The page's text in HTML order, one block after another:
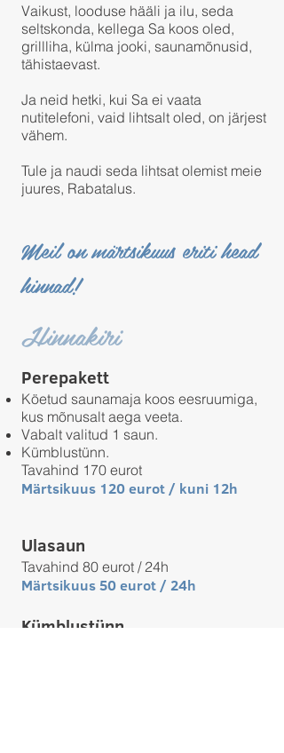
Vaikust, looduse hääli ja ilu, seda
seltskonda, kellega Sa koos oled,
grillliha, külma jooki, saunamõnusid,
tähistaevast.
Ja neid hetki, kui Sa ei vaata
nutitelefoni, vaid lihtsalt oled, on järjest
vähem.
Tule ja naudi seda lihtsat olemist meie
juures, Rabatalus.
Meil on märtsikuus eriti head
hinnad!
Perepakett
Köetud saunamaja koos eesruumiga,
kus mõnusalt aega veeta.
Vabalt valitud 1 saun.
Kümblustünn.
Tavahind 170 eurot
Märtsikuus 120 eurot / kuni 12h
Ulasaun
Tavahind 80 eurot / 24h
Märtsikuus 50 eurot / 24h
Kümblustünn
Hinnakiri